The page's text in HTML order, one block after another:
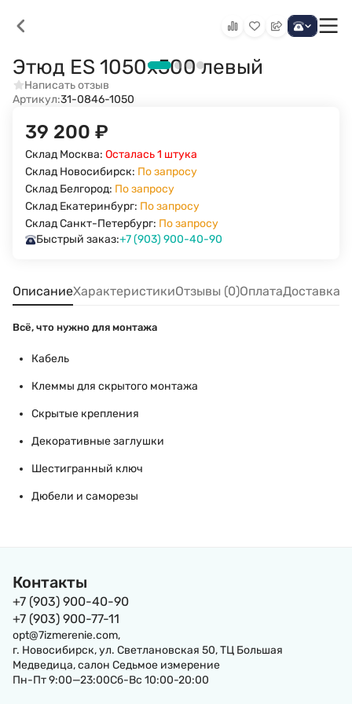
Этюд ES 1050х500 левый
Написать отзыв
Артикул:31-0846-1050
39 200 ₽
Склад Москва: Осталась 1 штука
Склад Новосибирск: По запросу
Склад Белгород: По запросу
Склад Екатеринбург: По запросу
Склад Санкт-Петербург: По запросу
Быстрый заказ:+7 (903) 900-40-90
ОписаниеХарактеристикиОтзывы (0)ОплатаДоставка
Всё, что нужно для монтажа
Кабель
Клеммы для скрытого монтажа
Скрытые крепления
Декоративные заглушки
Шестигранный ключ
Дюбели и саморезы
Контакты
+7 (903) 900-40-90
+7 (903) 900-77-11
opt@7izmerenie.com,
г. Новосибирск, ул. Светлановская 50, ТЦ Большая
Медведица, салон Седьмое измерение
Пн-Пт 9:00—23:00Сб-Вс 10:00-20:00